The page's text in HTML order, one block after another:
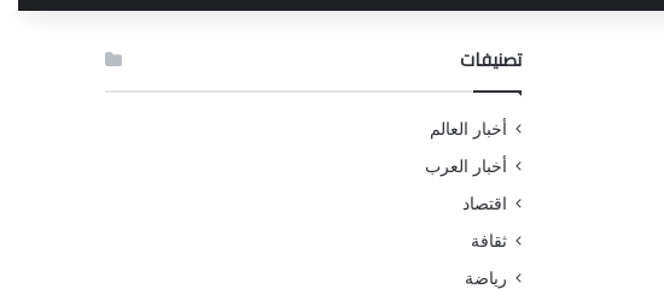
عن
تصنيفات
أخبار العالم
أخبار العرب
اقتصاد
ثقافة
رياضة